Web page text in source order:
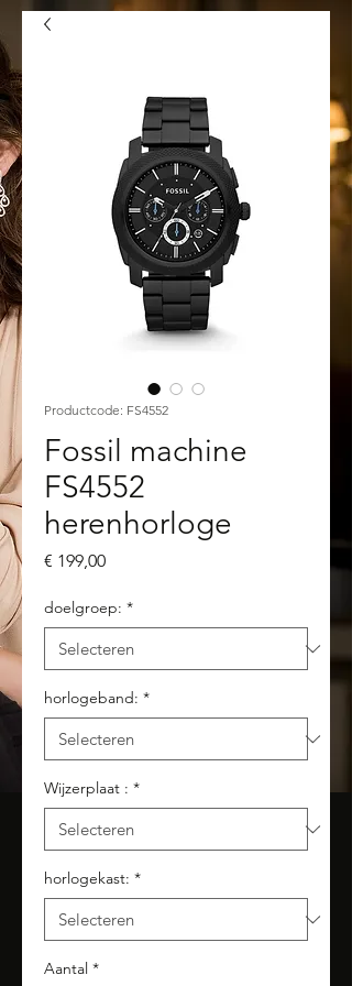
Productcode: FS4552
Fossil machine
FS4552
herenhorloge
€ 199,00Prijs
doelgroep: *
horlogeband: *
Wijzerplaat : *
horlogekast: *
Aantal *